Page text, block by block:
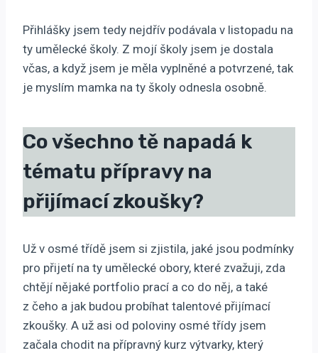
Přihlášky jsem tedy nejdřív podávala v listopadu na
ty umělecké školy. Z mojí školy jsem je dostala
včas, a když jsem je měla vyplněné a potvrzené, tak
je myslím mamka na ty školy odnesla osobně.
Co všechno tě napadá k
tématu přípravy na
přijímací zkoušky?
Už v osmé třídě jsem si zjistila, jaké jsou podmínky
pro přijetí na ty umělecké obory, které zvažuji, zda
chtějí nějaké portfolio prací a co do něj, a také
z čeho a jak budou probíhat talentové přijímací
zkoušky. A už asi od poloviny osmé třídy jsem
začala chodit na přípravný kurz výtvarky, který